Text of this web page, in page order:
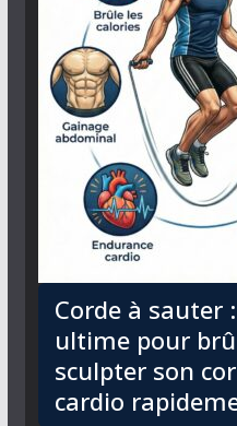
Corde à sauter
ultime pour
sculpter son
cardio